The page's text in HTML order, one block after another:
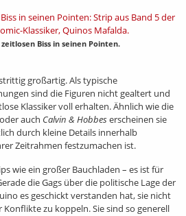
Biss in seinen Pointen.
großartig. Als typische
sind die Figuren nicht gealtert und
Klassiker voll erhalten. Ähnlich wie die
oder auch Calvin & Hobbeserscheinen sie
durch kleine Details innerhalb
Zeitrahmen festzumachen ist.
wie ein großer Bauchladen – es ist für
die Gags über die politische Lage der
es geschickt verstanden hat, sie nicht
zu koppeln. Sie sind so generell